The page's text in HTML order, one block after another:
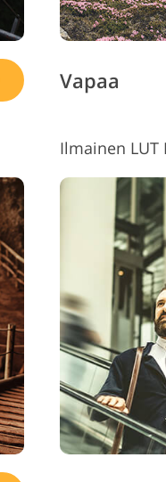
Vapaa
Ilmainen LUT